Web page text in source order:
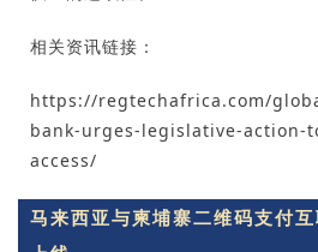
相关资讯链接：
https://regtechafrica.com/
bank-urges-legislative-action-
access/
马来西亚与柬埔寨二维码支付